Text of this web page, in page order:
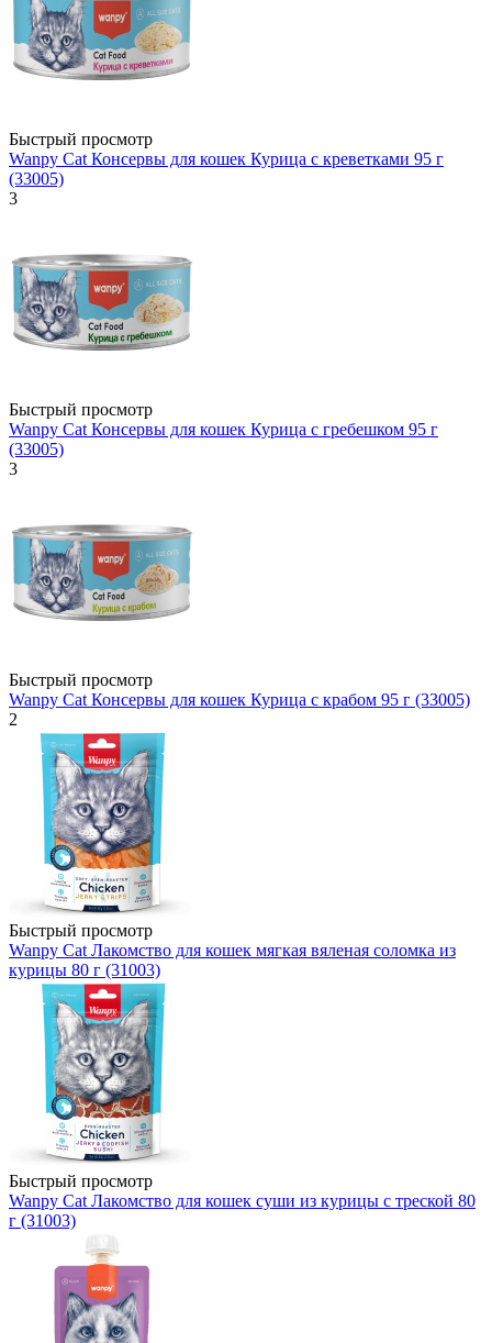
Быстрый просмотр
Wanpy Cat Консервы для кошек Курица с креветками 95 г
(33005)
3
Быстрый просмотр
Wanpy Cat Консервы для кошек Курица с гребешком 95 г
(33005)
3
Быстрый просмотр
Wanpy Cat Консервы для кошек Курица с крабом 95 г (33005)
2
Быстрый просмотр
Wanpy Cat Лакомство для кошек мягкая вяленая соломка из
курицы 80 г (31003)
Быстрый просмотр
Wanpy Cat Лакомство для кошек суши из курицы с треской 80
г (31003)